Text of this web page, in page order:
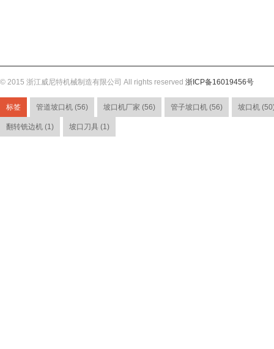
© 2015 浙江威尼特机械制造有限公司 All rights reserved 浙ICP备16019456号
标签 管道坡口机 (56) 坡口机厂家 (56) 管子坡口机 (56) 坡口机
翻转铣边机 (1) 坡口刀具 (1)